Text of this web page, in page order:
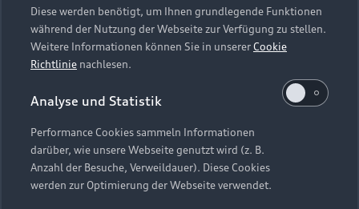
Online-Terminvereinbarung
Servicekontakt
Vertrag widerrufen
Presse & Media Center
Datenschutz
Audi erleben
Newsletter
Impressum Rechtliches
Hinweisgebersystem
Datenschutzinformation
Cookie-Einstellungen
Cookie-Richtlinie
Barrierefreiheit
Hinweis: Die aktuelle Darstellung und Anordnung der
Embleme am Fahrzeug bei allen Abbildungen auf dieser
Webseite kann abweichen.
Diese werden benötigt, um Ihnen grundlegende Funktionen
während der Nutzung der Webseite zur Verfügung zu stellen.
Weitere Informationen können Sie in unsererCookie
Richtlinie nachlesen.
Analyse und Statistik
Performance Cookies sammeln Informationen
darüber, wie unsere Webseite genutzt wird (z. B.
Anzahl der Besuche, Verweildauer). Diese Cookies
werden zur Optimierung der Webseite verwendet.